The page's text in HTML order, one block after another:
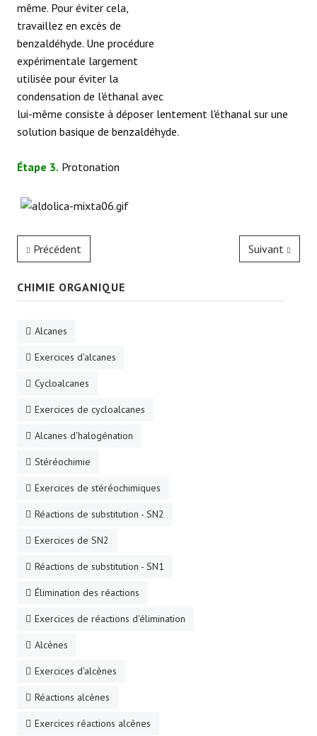
même. Pour éviter cela,
travaillez en excès de
benzaldéhyde. Une procédure
expérimentale largement
utilisée pour éviter la
condensation de l'éthanal avec
lui-même consiste à déposer lentement l'éthanal sur une
solution basique de benzaldéhyde.
Étape 3. Protonation
Précédent Suivant
CHIMIE ORGANIQUE
Alcanes
Exercices d'alcanes
Cycloalcanes
Exercices de cycloalcanes
Alcanes d'halogénation
Stéréochimie
Exercices de stéréochimiques
Réactions de substitution - SN2
Exercices de SN2
Réactions de substitution - SN1
Élimination des réactions
Exercices de réactions d'élimination
Alcènes
Exercices d'alcènes
Réactions alcènes
Exercices réactions alcènes